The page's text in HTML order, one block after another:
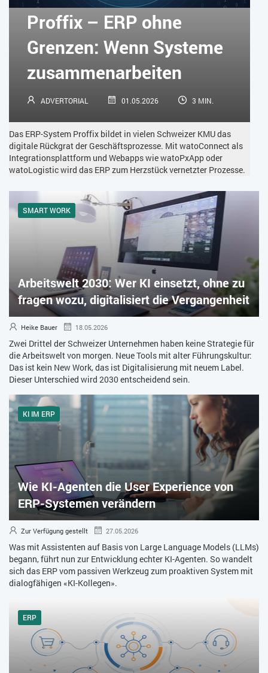
KÜNSTLICHE INTELLIGENZ LOGISTIK LOHN
SOCIAL COMMERCE SOCIAL-MEDIA
SOFTWARE-AS-A-SERVICE SOFTWAREENTWICKLUNG
TRANSPORTLOGISTIK / LAGER
TRENDKOMPASS 2026 USABILITY
USER EXPERIENCE WEBDESIGN WEB-SHOP
ZEITWIRTSCHAFT
Proffix – ERP ohne
Grenzen: Wenn Systeme
zusammenarbeiten
ADVERTORIAL 01.05.2026 3 MIN.
Das ERP-System Proffix bildet in vielen Schweizer KMU das
digitale Rückgrat der Geschäftsprozesse. Mit watoConnect als
Integrationsplattform und Webapps wie watoPxApp oder
watoLogistic wird das ERP zum Herzstück vernetzter Prozesse.
SMART WORK
Arbeitswelt 2030: Wer KI einsetzt, ohne zu
fragen wozu, digitalisiert die Vergangenheit
Heike Bauer 18.05.2026
Zwei Drittel der Schweizer Unternehmen haben keine Strategie für
die Arbeitswelt von morgen. Neue Tools mit alter Führungskultur:
Das ist kein New Work, das ist Digitalisierung mit neuem Label.
Dieser Unterschied wird 2030 entscheidend sein.
KI IM ERP
Wie KI-Agenten die User Experience von
ERP-Systemen verändern
Zur Verfügung gestellt 27.05.2026
Was mit Assistenten auf Basis von Large Language Models (LLMs)
begann, führt nun zur Entwicklung echter KI-Agenten. So wandelt
sich das ERP vom passiven Werkzeug zum proaktiven System mit
dialogfähigen «KI-Kollegen».
ERP